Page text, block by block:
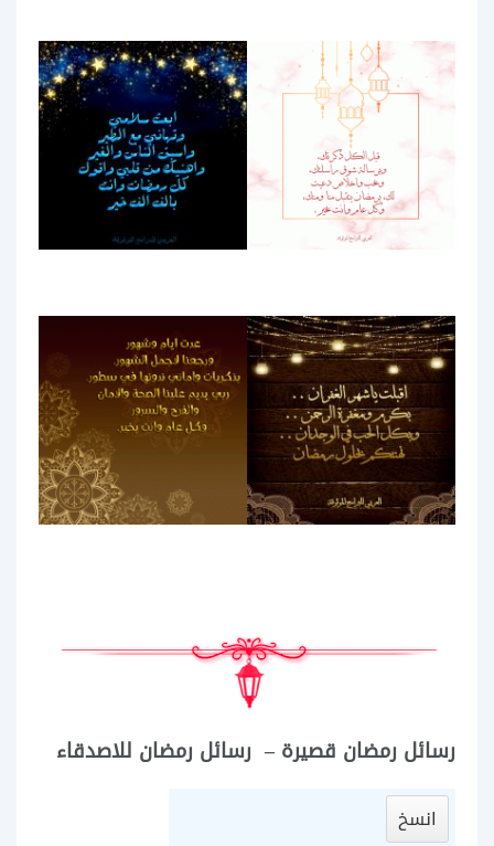
رسائل رمضان قصيرة – رسائل رمضان للاصدقاء
انسخ